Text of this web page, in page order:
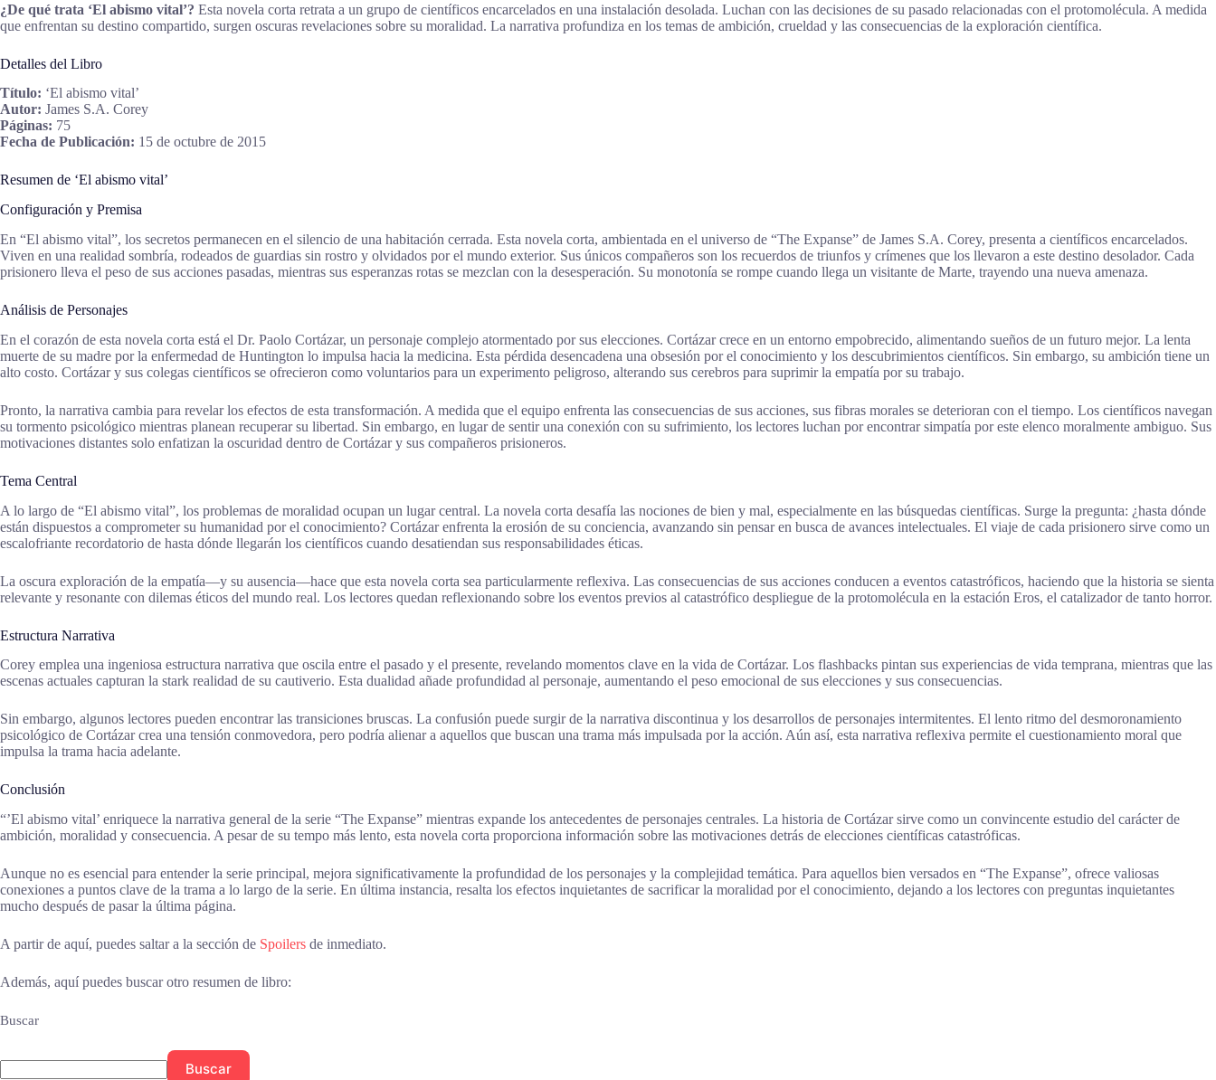
¿De qué trata ‘El abismo vital’? Esta novela corta retrata a un grupo de científicos encarcelados en una instalación desolada. Luchan con las decisiones de su pasado relacionadas con el protomolécula. A medida
que enfrentan su destino compartido, surgen oscuras revelaciones sobre su moralidad. La narrativa profundiza en los temas de ambición, crueldad y las consecuencias de la exploración científica.
Detalles del Libro
Título: ‘El abismo vital’
Autor: James S.A. Corey
Páginas: 75
Fecha de Publicación: 15 de octubre de 2015
Resumen de ‘El abismo vital’
Configuración y Premisa
En “El abismo vital”, los secretos permanecen en el silencio de una habitación cerrada. Esta novela corta, ambientada en el universo de “The Expanse” de James S.A. Corey, presenta a científicos encarcelados.
Viven en una realidad sombría, rodeados de guardias sin rostro y olvidados por el mundo exterior. Sus únicos compañeros son los recuerdos de triunfos y crímenes que los llevaron a este destino desolador. Cada
prisionero lleva el peso de sus acciones pasadas, mientras sus esperanzas rotas se mezclan con la desesperación. Su monotonía se rompe cuando llega un visitante de Marte, trayendo una nueva amenaza.
Análisis de Personajes
En el corazón de esta novela corta está el Dr. Paolo Cortázar, un personaje complejo atormentado por sus elecciones. Cortázar crece en un entorno empobrecido, alimentando sueños de un futuro mejor. La lenta
muerte de su madre por la enfermedad de Huntington lo impulsa hacia la medicina. Esta pérdida desencadena una obsesión por el conocimiento y los descubrimientos científicos. Sin embargo, su ambición tiene un
alto costo. Cortázar y sus colegas científicos se ofrecieron como voluntarios para un experimento peligroso, alterando sus cerebros para suprimir la empatía por su trabajo.
Pronto, la narrativa cambia para revelar los efectos de esta transformación. A medida que el equipo enfrenta las consecuencias de sus acciones, sus fibras morales se deterioran con el tiempo. Los científicos navegan
su tormento psicológico mientras planean recuperar su libertad. Sin embargo, en lugar de sentir una conexión con su sufrimiento, los lectores luchan por encontrar simpatía por este elenco moralmente ambiguo. Sus
motivaciones distantes solo enfatizan la oscuridad dentro de Cortázar y sus compañeros prisioneros.
Tema Central
A lo largo de “El abismo vital”, los problemas de moralidad ocupan un lugar central. La novela corta desafía las nociones de bien y mal, especialmente en las búsquedas científicas. Surge la pregunta: ¿hasta dónde
están dispuestos a comprometer su humanidad por el conocimiento? Cortázar enfrenta la erosión de su conciencia, avanzando sin pensar en busca de avances intelectuales. El viaje de cada prisionero sirve como un
escalofriante recordatorio de hasta dónde llegarán los científicos cuando desatiendan sus responsabilidades éticas.
La oscura exploración de la empatía—y su ausencia—hace que esta novela corta sea particularmente reflexiva. Las consecuencias de sus acciones conducen a eventos catastróficos, haciendo que la historia se sienta
relevante y resonante con dilemas éticos del mundo real. Los lectores quedan reflexionando sobre los eventos previos al catastrófico despliegue de la protomolécula en la estación Eros, el catalizador de tanto horror.
Estructura Narrativa
Corey emplea una ingeniosa estructura narrativa que oscila entre el pasado y el presente, revelando momentos clave en la vida de Cortázar. Los flashbacks pintan sus experiencias de vida temprana, mientras que las
escenas actuales capturan la stark realidad de su cautiverio. Esta dualidad añade profundidad al personaje, aumentando el peso emocional de sus elecciones y sus consecuencias.
Sin embargo, algunos lectores pueden encontrar las transiciones bruscas. La confusión puede surgir de la narrativa discontinua y los desarrollos de personajes intermitentes. El lento ritmo del desmoronamiento
psicológico de Cortázar crea una tensión conmovedora, pero podría alienar a aquellos que buscan una trama más impulsada por la acción. Aún así, esta narrativa reflexiva permite el cuestionamiento moral que
impulsa la trama hacia adelante.
Conclusión
“’El abismo vital’ enriquece la narrativa general de la serie “The Expanse” mientras expande los antecedentes de personajes centrales. La historia de Cortázar sirve como un convincente estudio del carácter de
ambición, moralidad y consecuencia. A pesar de su tempo más lento, esta novela corta proporciona información sobre las motivaciones detrás de elecciones científicas catastróficas.
Aunque no es esencial para entender la serie principal, mejora significativamente la profundidad de los personajes y la complejidad temática. Para aquellos bien versados en “The Expanse”, ofrece valiosas
conexiones a puntos clave de la trama a lo largo de la serie. En última instancia, resalta los efectos inquietantes de sacrificar la moralidad por el conocimiento, dejando a los lectores con preguntas inquietantes
mucho después de pasar la última página.
A partir de aquí, puedes saltar a la sección de Spoilers de inmediato.
Además, aquí puedes buscar otro resumen de libro:
Buscar
Buscar